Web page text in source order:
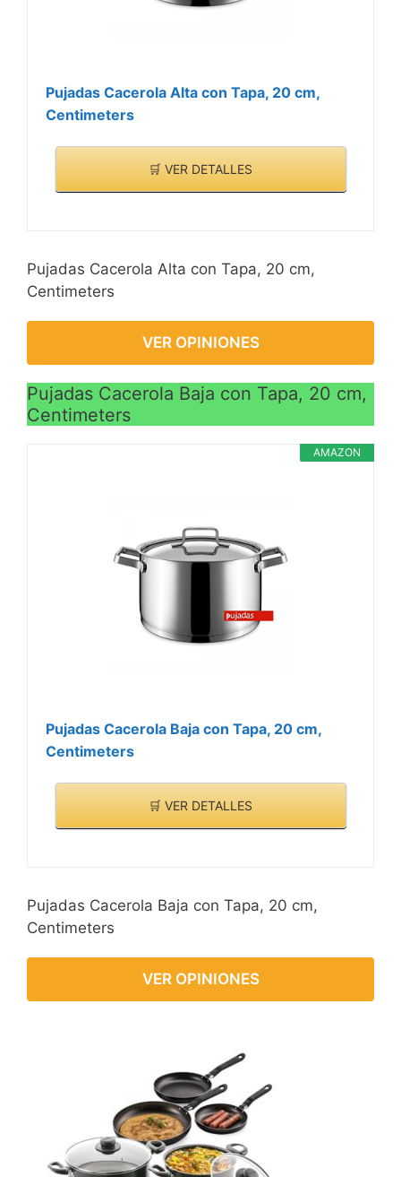
Pujadas Cacerola Alta con Tapa, 20 cm,
Centimeters
🛒 VER DETALLES
Pujadas Cacerola Alta con Tapa, 20 cm,
Centimeters
VER OPINIONES
Pujadas Cacerola Baja con Tapa, 20 cm,
Centimeters
AMAZON
Pujadas Cacerola Baja con Tapa, 20 cm,
Centimeters
🛒 VER DETALLES
Pujadas Cacerola Baja con Tapa, 20 cm,
Centimeters
VER OPINIONES